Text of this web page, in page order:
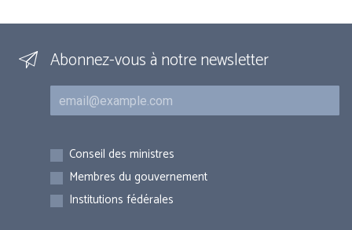
Abonnez-vous à notre newsletter
Courriel
Inscriptions
Conseil des ministres
Membres du gouvernement
Institutions fédérales